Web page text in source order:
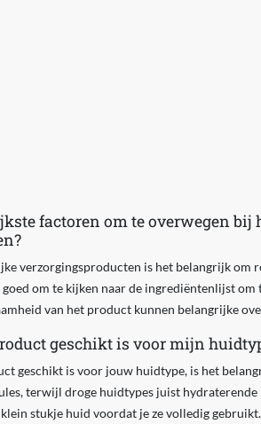
factoren om te overwegen bij
verzorgingsproducten is het belangrijk om
om te kijken naar de ingrediëntenlijst
van het product kunnen belangrijke
geschikt is voor mijn
geschikt is voor jouw huidtype, is het
terwijl droge huidtypes juist
stukje huid voordat je ze volledig gebruikt.